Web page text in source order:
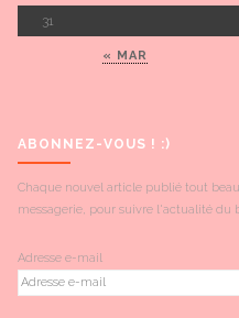
« MAR
31
ABONNEZ-VOUS ! :)
Chaque nouvel article publié tout
messagerie, pour suivre l'actualité du
Adresse e-mail